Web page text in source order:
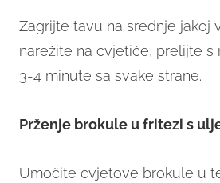
Zagrijte tavu na srednje jakoj
narežite na cvjetiće, prelijte s
3-4 minute sa svake strane.
Prženje brokule u fritezi s
Umočite cvjetove brokule u